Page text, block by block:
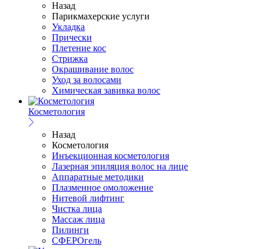
Назад
Парикмахерские услуги
Укладка
Прически
Плетение кос
Стрижка
Окрашивание волос
Уход за волосами
Химическая завивка волос
Косметология
Назад
Косметология
Инъекционная косметология
Лазерная эпиляция волос на лице
Аппаратные методики
Плазменное омоложение
Нитевой лифтинг
Чистка лица
Массаж лица
Пилинги
СФЕРОгель